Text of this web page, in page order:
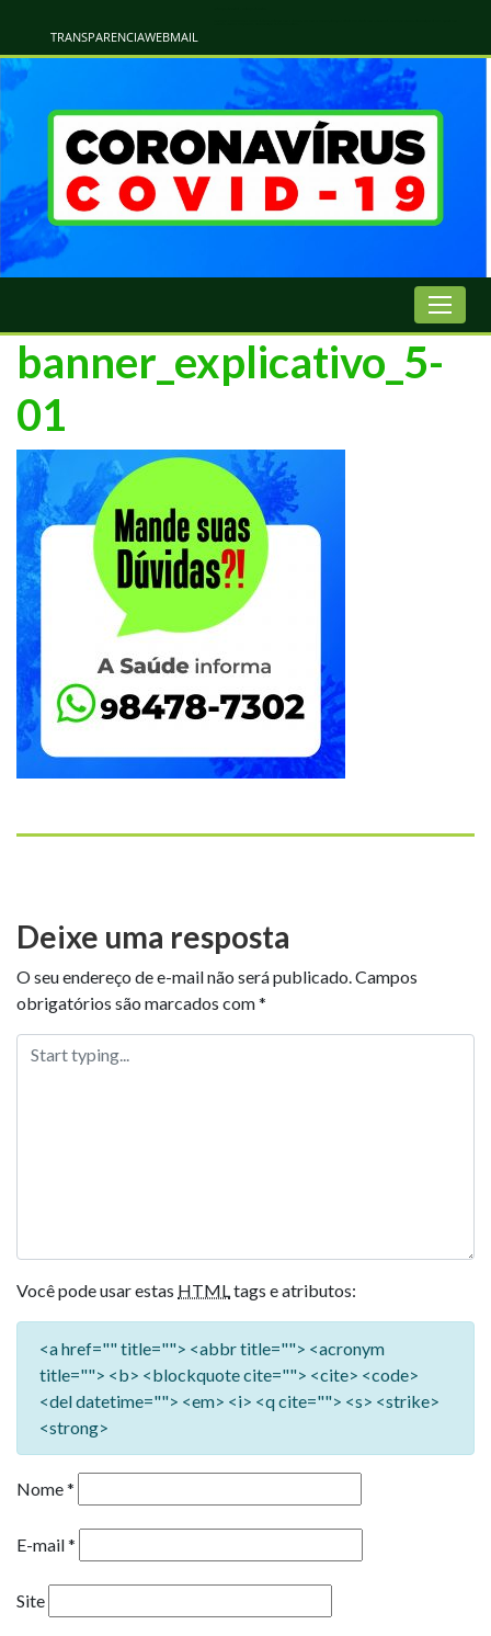
TRANSPARENCIAWEBMAIL
banner_explicativo_5-
01
Deixe uma resposta
O seu endereço de e-mail não será publicado.Campos
obrigatórios são marcados com*
Você pode usar estas HTMLtags e atributos:
<a href="" title=""> <abbr title=""> <acronym
title=""> <b> <blockquote cite=""> <cite> <code>
<del datetime=""> <em> <i> <q cite=""> <s> <strike>
<strong>
Nome*
E-mail*
Site